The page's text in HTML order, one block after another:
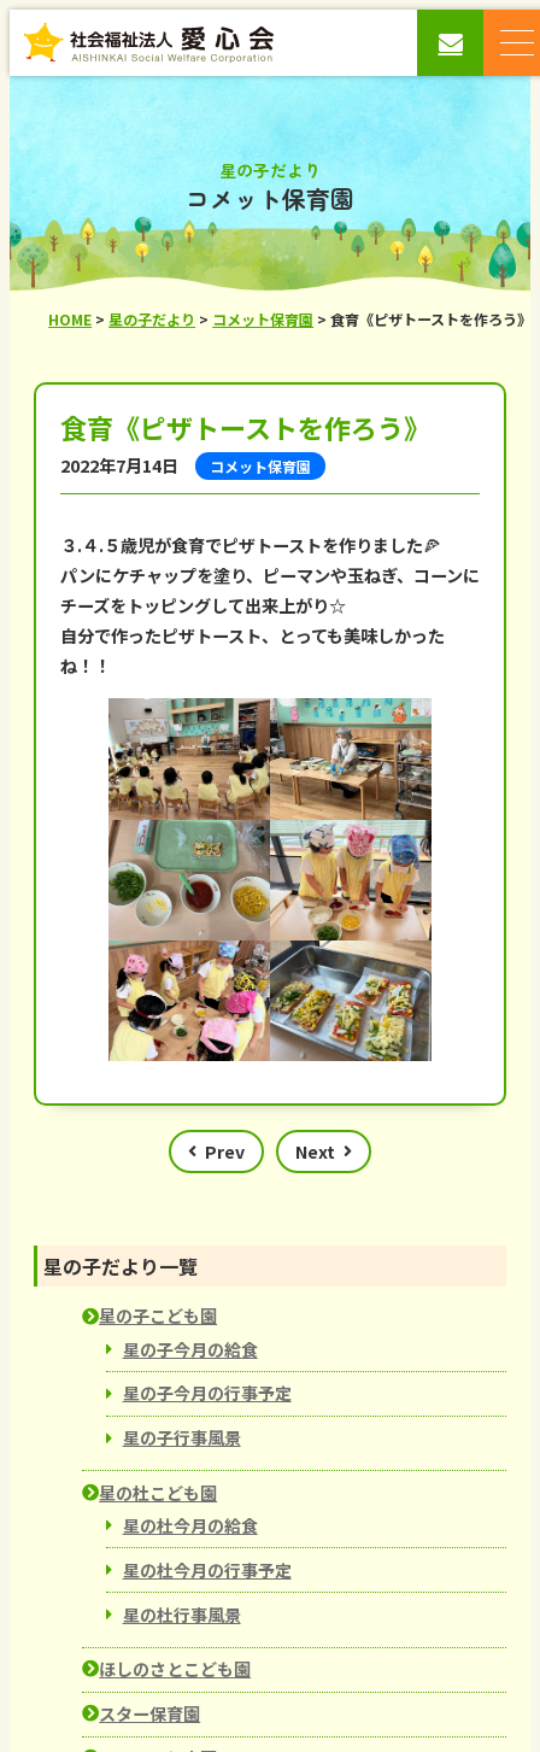
コメット保育園
星の子だより
HOME >星の子だより > コメット保育園 >食育《ピザトーストを作ろう》
食育《ピザトーストを作ろう》
2022年7月14日 コメット保育園
３.４.５歳児が食育でピザトーストを作りました🍕
パンにケチャップを塗り、ピーマンや玉ねぎ、コーンに
チーズをトッピングして出来上がり☆
自分で作ったピザトースト、とっても美味しかった
ね！！
Prev Next
星の子だより一覽
星の子こども園
星の子今月の給食
星の子今月の行事予定
星の子行事風景
星の杜こども園
星の杜今月の給食
星の杜今月の行事予定
星の杜行事風景
ほしのさとこども園
スター保育園